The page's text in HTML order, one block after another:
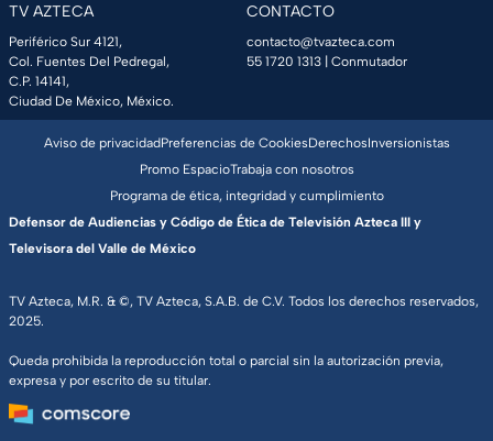
TV AZTECA
Periférico Sur 4121,
Col. Fuentes Del Pedregal,
C.P. 14141,
Ciudad De México, México.
CONTACTO
contacto@tvazteca.com
55 1720 1313 | Conmutador
TV Azteca, M.R. & ©, TV Azteca, S.A.B. de C.V. Todos los derechos reservados,
2025.
Queda prohibida la reproducción total o parcial sin la autorización previa,
expresa y por escrito de su titular.
Aviso de privacidadPreferencias de CookiesDerechosInversionistas
Promo EspacioTrabaja con nosotros
Programa de ética, integridad y cumplimiento
Defensor de Audiencias y Código de Ética de Televisión Azteca III y
Televisora del Valle de México